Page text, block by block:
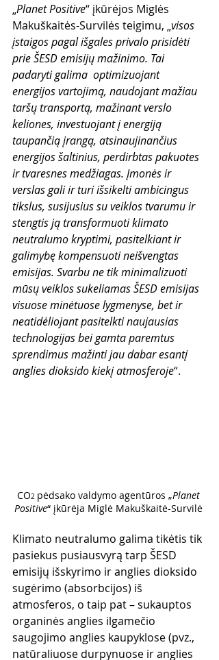
„Planet Positive“ įkūrėjos Miglės
Makuškaitės-Survilės teigimu, „visos
įstaigos pagal išgales privalo prisidėti
prie ŠESD emisijų mažinimo. Tai
padaryti galima  optimizuojant
energijos vartojimą, naudojant mažiau
taršų transportą, mažinant verslo
keliones, investuojant į energiją
taupančią įrangą, atsinaujinančius
energijos šaltinius, perdirbtas pakuotes
ir tvaresnes medžiagas. Įmonės ir
verslas gali ir turi išsikelti ambicingus
tikslus, susijusius su veiklos tvarumu ir
stengtis ją transformuoti klimato
neutralumo kryptimi, pasitelkiant ir
galimybę kompensuoti neišvengtas
emisijas. Svarbu ne tik minimalizuoti
mūsų veiklos sukeliamas ŠESD emisijas
visuose minėtuose lygmenyse, bet ir
neatidėliojant pasitelkti naujausias
technologijas bei gamta paremtus
sprendimus mažinti jau dabar esantį
anglies dioksido kiekį atmosferoje“.
CO2 pėdsako valdymo agentūros „Planet
Positive“ įkūrėja Miglė Makuškaitė-Survilė
Klimato neutralumo galima tikėtis tik
pasiekus pusiausvyrą tarp ŠESD
emisijų išskyrimo ir anglies dioksido
sugėrimo (absorbcijos) iš
atmosferos, o taip pat – sukauptos
organinės anglies ilgamečio
saugojimo anglies kaupyklose (pvz.,
natūraliuose durpynuose ir anglies